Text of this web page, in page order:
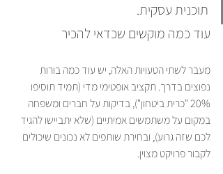
תוכנית עסקית.
עוד כמה מוקשים שכדאי להכיר
מעבר לשתי הטעויות האלה, יש עוד כמה בורות
נפוצים בדרך. תקציב אופטימי מדי (תמיד תוסיפו
20% "כרית ביטחון"), בדיקות על חברים ומשפחה
במקום על משתמשים אמיתיים (שלא יתביישו להגיד
לכם שזה גרוע), ובחירת שותפים לא נכונים שיכולים
לקבור פרויקט מצוין.